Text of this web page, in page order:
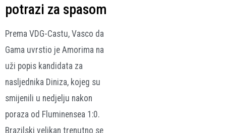
potrazi za spasom
Prema VDG-Castu, Vasco da
Gama uvrstio je Amorima na
uži popis kandidata za
nasljednika Diniza, kojeg su
smijenili u nedjelju nakon
poraza od Fluminensea 1:0.
Brazilski velikan trenutno se